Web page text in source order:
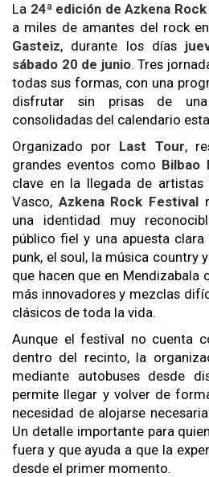
La 24ª edición de Azkena
a miles de amantes del rock en
Gasteiz, durante los días
sábado 20 de junio. Tres
todas sus formas, con una
disfrutar sin prisas de
consolidadas del calendario
Organizado por Last Tour,
grandes eventos como Bilbao
clave en la llegada de artistas
Vasco, Azkena Rock Festival
una identidad muy
público fiel y una apuesta
punk, el soul, la música country
que hacen que en Mendizabala
más innovadores y mezclas
clásicos de toda la vida.
Aunque el festival no cuenta
dentro del recinto, la
mediante autobuses desde
permite llegar y volver de
necesidad de alojarse
Un detalle importante para
fuera y que ayuda a que la
desde el primer momento.